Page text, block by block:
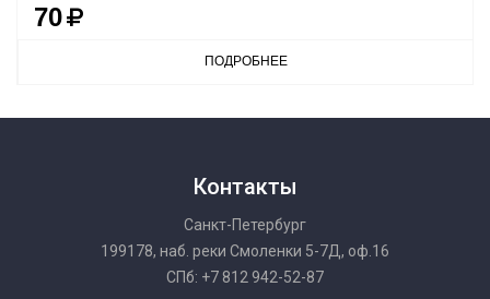
70
ПОДРОБНЕЕ
Контакты
Санкт-Петербург
199178, наб. реки Смоленки 5-7Д, оф.16
СПб: +7 812 942-52-87